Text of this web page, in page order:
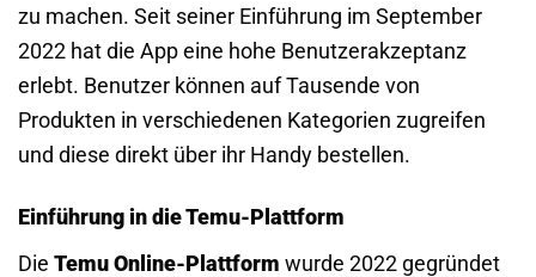
zu machen. Seit seiner Einführung im September
2022 hat die App eine hohe Benutzerakzeptanz
erlebt. Benutzer können auf Tausende von
Produkten in verschiedenen Kategorien zugreifen
und diese direkt über ihr Handy bestellen.
Einführung in die Temu-Plattform
Die Temu Online-Plattform wurde 2022 gegründet